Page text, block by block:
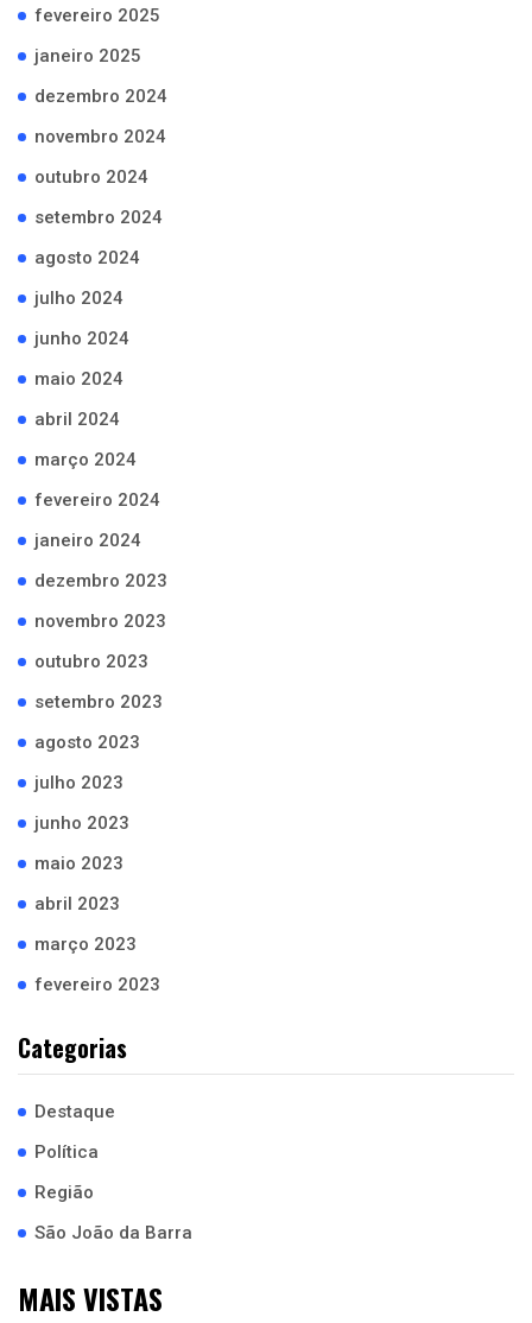
fevereiro 2025
janeiro 2025
dezembro 2024
novembro 2024
outubro 2024
setembro 2024
agosto 2024
julho 2024
junho 2024
maio 2024
abril 2024
março 2024
fevereiro 2024
janeiro 2024
dezembro 2023
novembro 2023
outubro 2023
setembro 2023
agosto 2023
julho 2023
junho 2023
maio 2023
abril 2023
março 2023
fevereiro 2023
Categorias
Destaque
Política
Região
São João da Barra
MAIS VISTAS